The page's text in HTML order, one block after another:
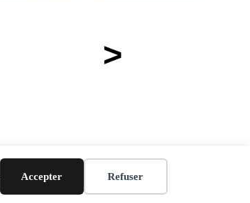
Accepter Refuser
>